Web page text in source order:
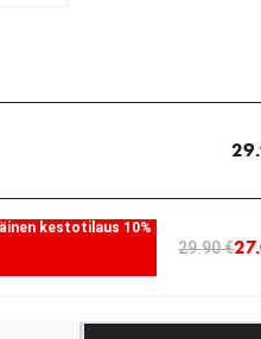
kestotilaus 10%
29.90 €